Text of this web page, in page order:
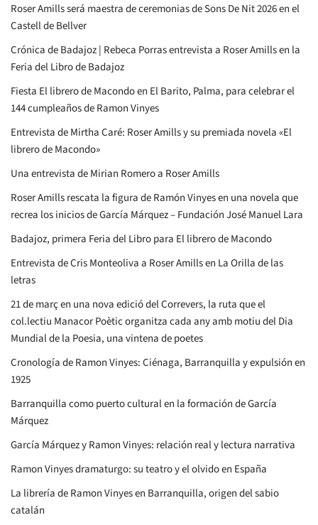
Roser Amills será maestra de ceremonias de Sons De Nit 2026 en el
Castell de Bellver
Crónica de Badajoz | Rebeca Porras entrevista a Roser Amills en la
Feria del Libro de Badajoz
Fiesta El librero de Macondo en El Barito, Palma, para celebrar el
144 cumpleaños de Ramon Vinyes
Entrevista de Mirtha Caré: Roser Amills y su premiada novela «El
librero de Macondo»
Una entrevista de Mirian Romero a Roser Amills
Roser Amills rescata la figura de Ramón Vinyes en una novela que
recrea los inicios de García Márquez – Fundación José Manuel Lara
Badajoz, primera Feria del Libro para El librero de Macondo
Entrevista de Cris Monteoliva a Roser Amills en La Orilla de las
letras
21 de març en una nova edició del Correvers, la ruta que el
col.lectiu Manacor Poètic organitza cada any amb motiu del Dia
Mundial de la Poesia, una vintena de poetes
Cronología de Ramon Vinyes: Ciénaga, Barranquilla y expulsión en
1925
Barranquilla como puerto cultural en la formación de García
Márquez
García Márquez y Ramon Vinyes: relación real y lectura narrativa
Ramon Vinyes dramaturgo: su teatro y el olvido en España
La librería de Ramon Vinyes en Barranquilla, origen del sabio
catalán